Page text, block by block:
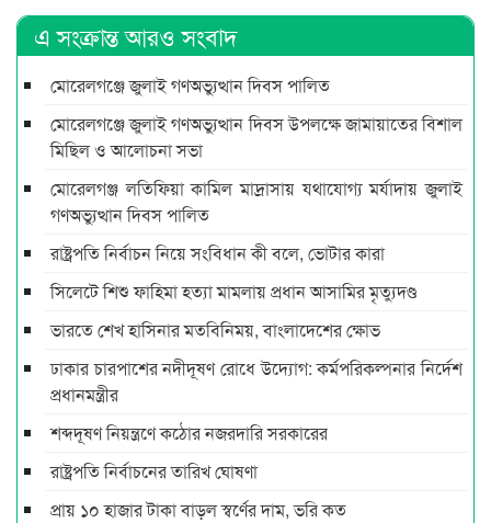
এ সংক্রান্ত আরও সংবাদ
মোরেলগঞ্জে জুলাই গণঅভ্যুত্থান দিবস পালিত
মোরেলগঞ্জে জুলাই গণঅভ্যুত্থান দিবস উপলক্ষে জামায়াতের বিশাল
মিছিল ও আলোচনা সভা
মোরেলগঞ্জ লতিফিয়া কামিল মাদ্রাসায় যথাযোগ্য মর্যাদায় জুলাই
গণঅভ্যুত্থান দিবস পালিত
রাষ্ট্রপতি নির্বাচন নিয়ে সংবিধান কী বলে, ভোটার কারা
সিলেটে শিশু ফাহিমা হত্যা মামলায় প্রধান আসামির মৃত্যুদণ্ড
ভারতে শেখ হাসিনার মতবিনিময়, বাংলাদেশের ক্ষোভ
ঢাকার চারপাশের নদীদূষণ রোধে উদ্যোগ: কর্মপরিকল্পনার নির্দেশ
প্রধানমন্ত্রীর
শব্দদূষণ নিয়ন্ত্রণে কঠোর নজরদারি সরকারের
রাষ্ট্রপতি নির্বাচনের তারিখ ঘোষণা
প্রায় ১০ হাজার টাকা বাড়ল স্বর্ণের দাম, ভরি কত